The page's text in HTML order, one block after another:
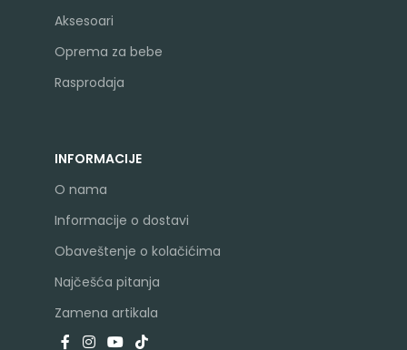
Aksesoari
Oprema za bebe
Rasprodaja
INFORMACIJE
O nama
Informacije o dostavi
Obaveštenje o kolačićima
Najčešća pitanja
Zamena artikala